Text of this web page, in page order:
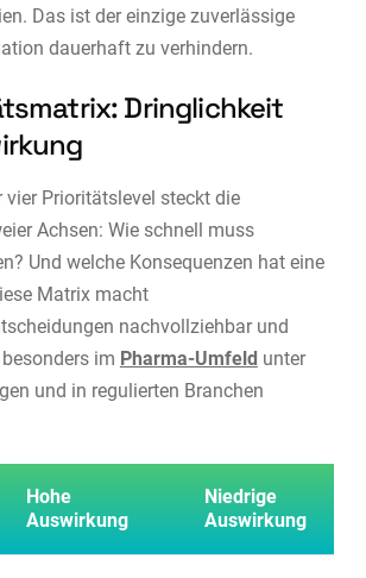
Das ist der einzige zuverlässige
dauerhaft zu verhindern.
Dringlichkeit
vier Prioritätslevel steckt die
Achsen: Wie schnell muss
Und welche Konsequenzen hat eine
Matrix macht
nachvollziehbar und
im Pharma-Umfeld unter
und in regulierten Branchen
Hohe
Auswirkung
Niedrige
Auswirkung